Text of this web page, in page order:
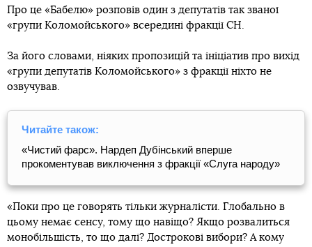
Про це «Бабелю» розповів один з депутатів так званої
«групи Коломойського» всередині фракції СН.
За його словами, ніяких пропозицій та ініціатив про вихід
«групи депутатів Коломойського» з фракції ніхто не
озвучував.
Читайте також:
«Чистий фарс». Нардеп Дубінський вперше
прокоментував виключення з фракції «Слуга народу»
«Поки про це говорять тільки журналісти. Глобально в
цьому немає сенсу, тому що навіщо? Якщо розвалиться
монобільшість, то що далі? Дострокові вибори? А кому